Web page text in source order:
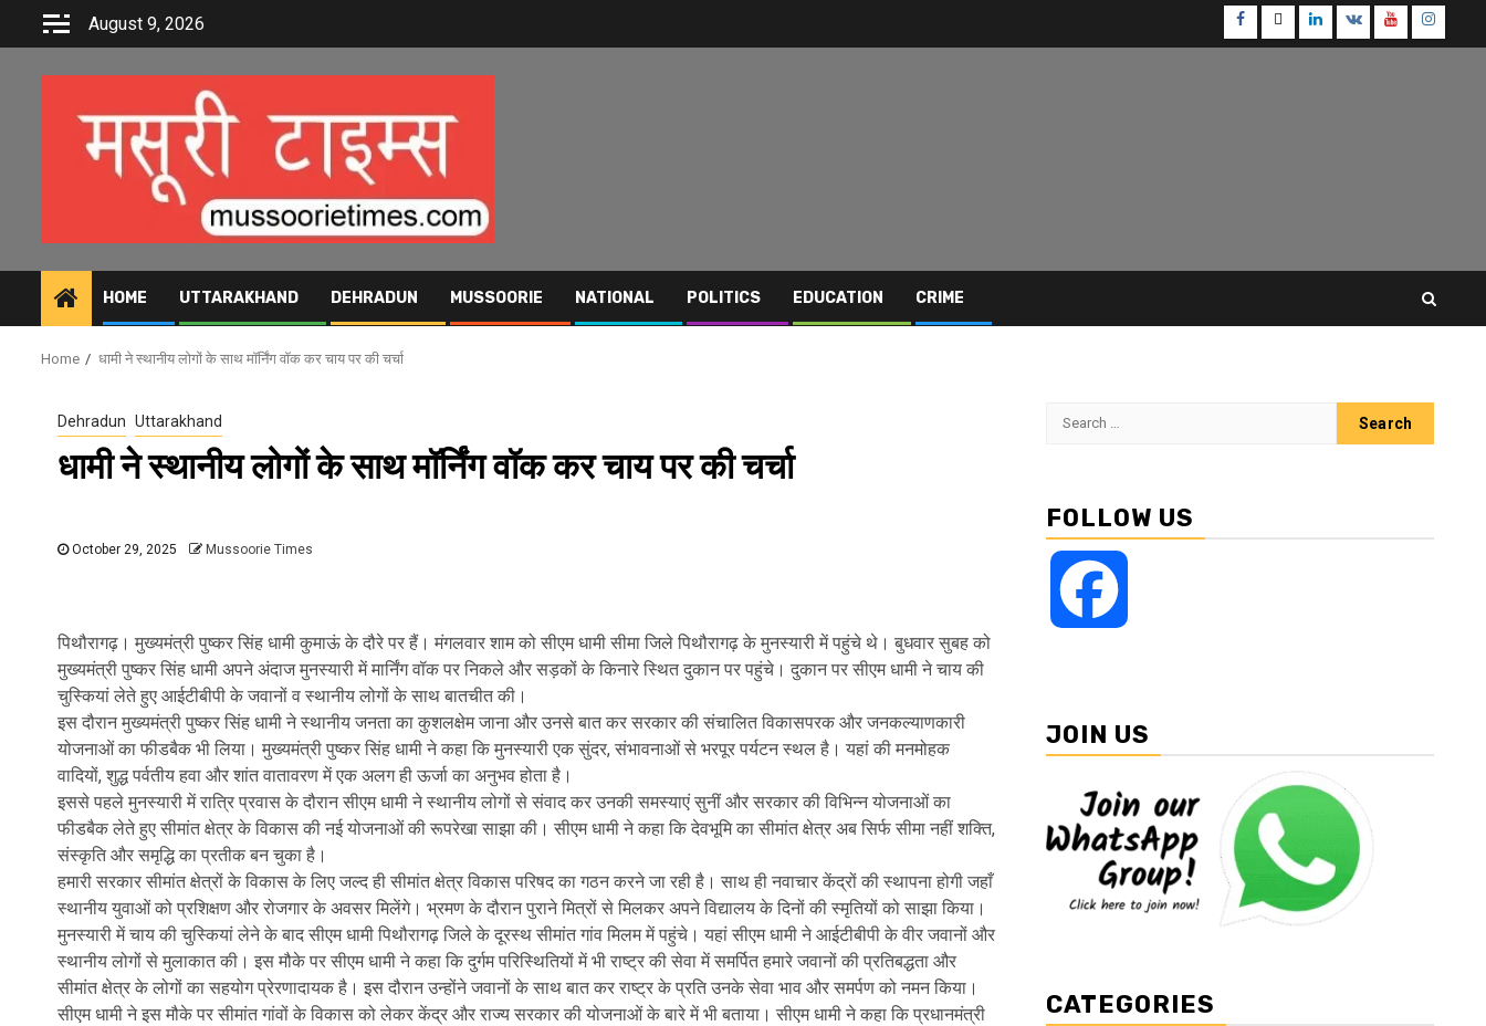
August 9, 2026 Facebook
TwitterLinkedin
VK Youtube
HOME UTTARAKHAND DEHRADUN MUSSOORIE NATIONAL POLITICS EDUCATION CRIME
Home धामी ने स्थानीय लोगों के साथ मॉर्निंग वॉक कर चाय पर की चर्चा
Dehradun Uttarakhand
धामी ने स्थानीय लोगों के साथ मॉर्निंग वॉक कर चाय पर की चर्चा
October 29, 2025 Mussoorie Times
पिथौरागढ़। मुख्यमंत्री पुष्कर सिंह धामी कुमाऊं के दौरे पर हैं। मंगलवार शाम को सीएम धामी सीमा जिले पिथौरागढ़ के मुनस्यारी में पहुंचे थे। बुधवार सुबह को
मुख्यमंत्री पुष्कर सिंह धामी अपने अंदाज मुनस्यारी में मार्निंग वॉक पर निकले और सड़कों के किनारे स्थित दुकान पर पहुंचे। दुकान पर सीएम धामी ने चाय की
चुस्कियां लेते हुए आईटीबीपी के जवानों व स्थानीय लोगों के साथ बातचीत की।
इस दौरान मुख्यमंत्री पुष्कर सिंह धामी ने स्थानीय जनता का कुशलक्षेम जाना और उनसे बात कर सरकार की संचालित विकासपरक और जनकल्याणकारी
योजनाओं का फीडबैक भी लिया। मुख्यमंत्री पुष्कर सिंह धामी ने कहा कि मुनस्यारी एक सुंदर, संभावनाओं से भरपूर पर्यटन स्थल है। यहां की मनमोहक
वादियों, शुद्ध पर्वतीय हवा और शांत वातावरण में एक अलग ही ऊर्जा का अनुभव होता है।
इससे पहले मुनस्यारी में रात्रि प्रवास के दौरान सीएम धामी ने स्थानीय लोगों से संवाद कर उनकी समस्याएं सुनीं और सरकार की विभिन्न योजनाओं का
फीडबैक लेते हुए सीमांत क्षेत्र के विकास की नई योजनाओं की रूपरेखा साझा की। सीएम धामी ने कहा कि देवभूमि का सीमांत क्षेत्र अब सिर्फ सीमा नहीं शक्ति,
संस्कृति और समृद्धि का प्रतीक बन चुका है।
हमारी सरकार सीमांत क्षेत्रों के विकास के लिए जल्द ही सीमांत क्षेत्र विकास परिषद का गठन करने जा रही है। साथ ही नवाचार केंद्रों की स्थापना होगी जहाँ
स्थानीय युवाओं को प्रशिक्षण और रोजगार के अवसर मिलेंगे। भ्रमण के दौरान पुराने मित्रों से मिलकर अपने विद्यालय के दिनों की स्मृतियों को साझा किया।
मुनस्यारी में चाय की चुस्कियां लेने के बाद सीएम धामी पिथौरागढ़ जिले के दूरस्थ सीमांत गांव मिलम में पहुंचे। यहां सीएम धामी ने आईटीबीपी के वीर जवानों और
स्थानीय लोगों से मुलाकात की। इस मौके पर सीएम धामी ने कहा कि दुर्गम परिस्थितियों में भी राष्ट्र की सेवा में समर्पित हमारे जवानों की प्रतिबद्धता और
सीमांत क्षेत्र के लोगों का सहयोग प्रेरणादायक है। इस दौरान उन्होंने जवानों के साथ बात कर राष्ट्र के प्रति उनके सेवा भाव और समर्पण को नमन किया।
सीएम धामी ने इस मौके पर सीमांत गांवों के विकास को लेकर केंद्र और राज्य सरकार की योजनाओं के बारे में भी बताया। सीएम धामी ने कहा कि प्रधानमंत्री
Search
FOLLOW US
JOIN US
CATEGORIES